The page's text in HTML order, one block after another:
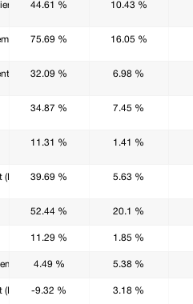
44.61 % 10.43 %
75.69 % 16.05 %
32.09 % 6.98 %
34.87 % 7.45 %
11.31 % 1.41 %
(Europe) SA
39.69 % 5.63 %
52.44 % 20.1 %
11.29 % 1.85 %
SAS
4.49 % 5.38 %
(Europe) SA
-9.32 % 3.18 %